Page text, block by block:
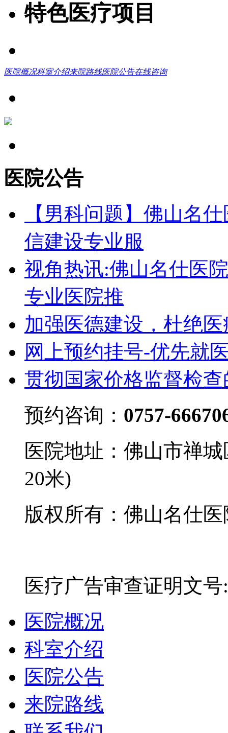
特色医疗项目
医院概况科室介绍来院路线医院公告在线咨询
医院公告
【男科问题】佛山名
信建设专业服
视角热讯:佛山名仕医
专业医院推
加强医德建设，杜绝
网上预约挂号-优先就
贯彻国家价格监督检
预约咨询： 0757-
医院地址：佛山市禅
20米)
版权所有：佛山名仕
医疗广告审查证明文
医院概况
科室介绍
医院公告
来院路线